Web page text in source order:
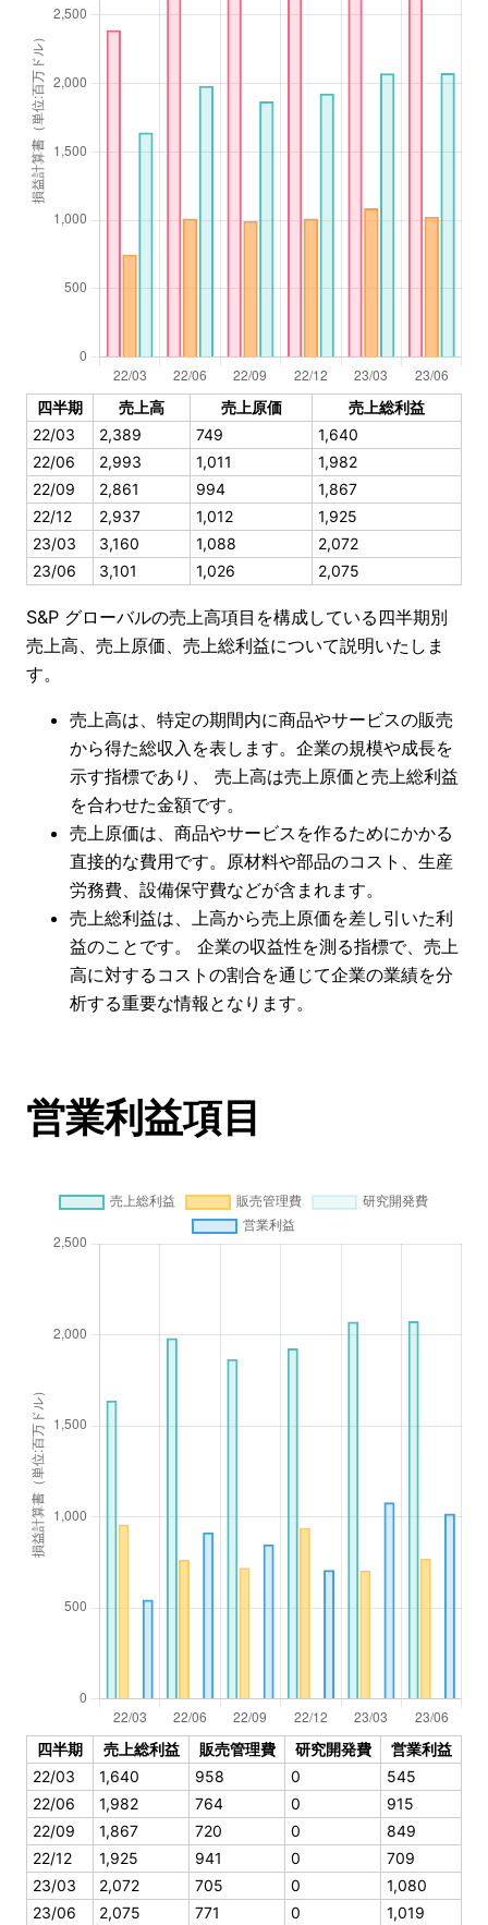
四半期 売上高 売上原価
売上総利益
22/03
2,389 749
1,640
22/06
2,993 1,011
1,982
22/09
2,861 994
1,867
22/12
2,937 1,012
1,925
23/03
3,160 1,088
2,072
23/06
3,101 1,026 2,075
S&P グローバルの売上高項目を構成している四半期別
売上高、売上原価、売上総利益について説明いたしま
す。
売上高は、特定の期間内に商品やサービスの販売
から得た総収入を表します。企業の規模や成長を
示す指標であり、 売上高は売上原価と売上総利益
を合わせた金額です。
売上原価は、商品やサービスを作るためにかかる
直接的な費用です。原材料や部品のコスト、生産
労務費、設備保守費などが含まれます。
売上総利益は、上高から売上原価を差し引いた利
益のことです。 企業の収益性を測る指標で、売上
高に対するコストの割合を通じて企業の業績を分
析する重要な情報となります。
営業利益項目
四半期 売上総利益 販売管理費 研究開発費
営業利益
22/03
1,640 958 0
545
22/06
1,982 764 0
915
22/09
1,867 720 0
849
22/12
1,925 941 0
709
23/03
2,072 705 0
1,080
23/06
2,075 771 0 1,019